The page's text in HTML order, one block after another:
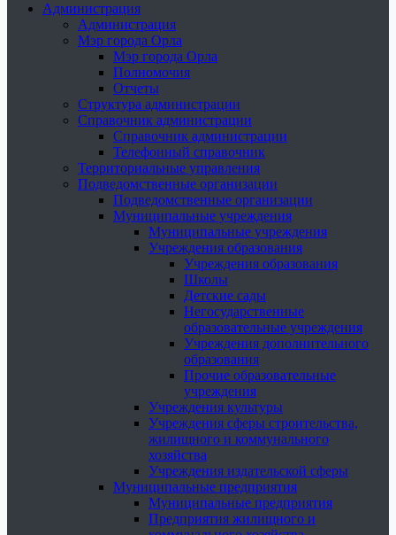
Администрация
Администрация
Мэр города Орла
Мэр города Орла
Полномочия
Отчеты
Структура администрации
Справочник администрации
Справочник администрации
Телефонный справочник
Территориальные управления
Подведомственные организации
Подведомственные организации
Муниципальные учреждения
Муниципальные учреждения
Учреждения образования
Учреждения образования
Школы
Детские сады
Негосударственные
образовательные учреждения
Учреждения дополнительного
образования
Прочие образовательные
учреждения
Учреждения культуры
Учреждения сферы строительства,
жилищного и коммунального
хозяйства
Учреждения издательской сферы
Муниципальные предприятия
Муниципальные предприятия
Предприятия жилищного и